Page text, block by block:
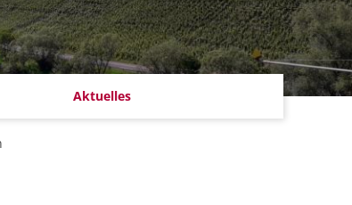
Aktuelles